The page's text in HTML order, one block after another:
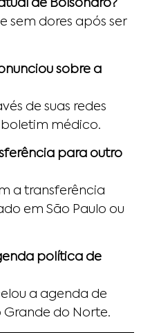
de Bolsonaro?
sem dores após ser
sobre a
de suas redes
médico.​
para outro
a transferência
em São Paulo ou
política de
a agenda de
Grande do Norte.​